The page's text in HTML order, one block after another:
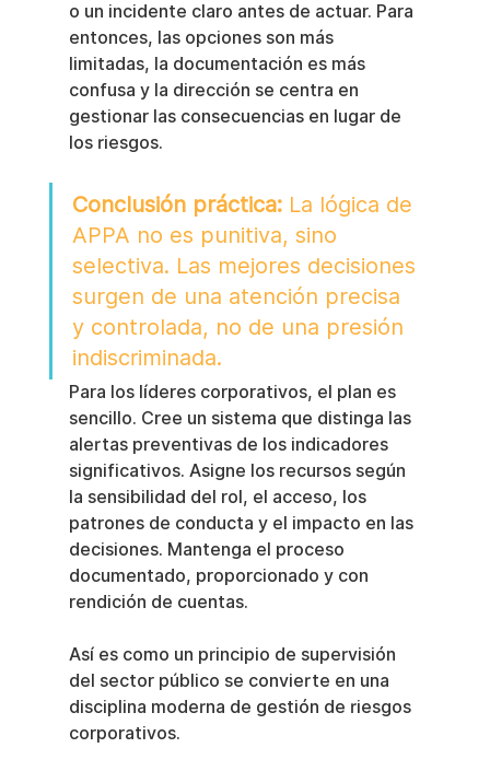
o un incidente claro antes de actuar. Para
entonces, las opciones son más
limitadas, la documentación es más
confusa y la dirección se centra en
gestionar las consecuencias en lugar de
los riesgos.
Conclusión práctica: La lógica de
APPA no es punitiva, sino
selectiva. Las mejores decisiones
surgen de una atención precisa
y controlada, no de una presión
indiscriminada.
Para los líderes corporativos, el plan es
sencillo. Cree un sistema que distinga las
alertas preventivas de los indicadores
significativos. Asigne los recursos según
la sensibilidad del rol, el acceso, los
patrones de conducta y el impacto en las
decisiones. Mantenga el proceso
documentado, proporcionado y con
rendición de cuentas.
Así es como un principio de supervisión
del sector público se convierte en una
disciplina moderna de gestión de riesgos
corporativos.